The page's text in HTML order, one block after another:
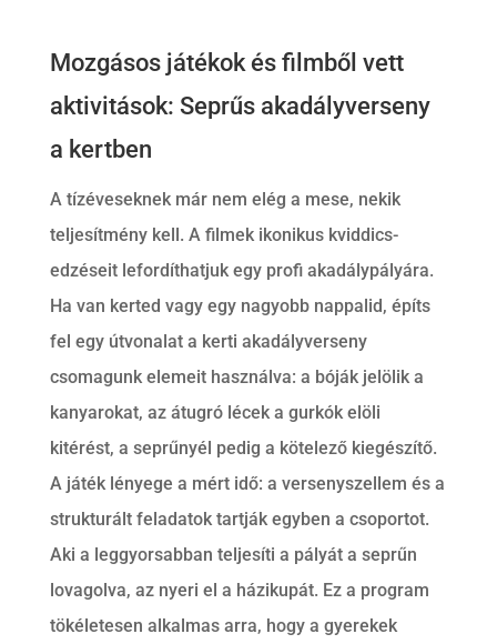
Mozgásos játékok és filmből vett
aktivitások: Seprűs akadályverseny
a kertben
A tízéveseknek már nem elég a mese, nekik
teljesítmény kell. A filmek ikonikus kviddics-
edzéseit lefordíthatjuk egy profi akadálypályára.
Ha van kerted vagy egy nagyobb nappalid, építs
fel egy útvonalat a kerti akadályverseny
csomagunk elemeit használva: a bóják jelölik a
kanyarokat, az átugró lécek a gurkók elöli
kitérést, a seprűnyél pedig a kötelező kiegészítő.
A játék lényege a mért idő: a versenyszellem és a
strukturált feladatok tartják egyben a csoportot.
Aki a leggyorsabban teljesíti a pályát a seprűn
lovagolva, az nyeri el a házikupát. Ez a program
tökéletesen alkalmas arra, hogy a gyerekek